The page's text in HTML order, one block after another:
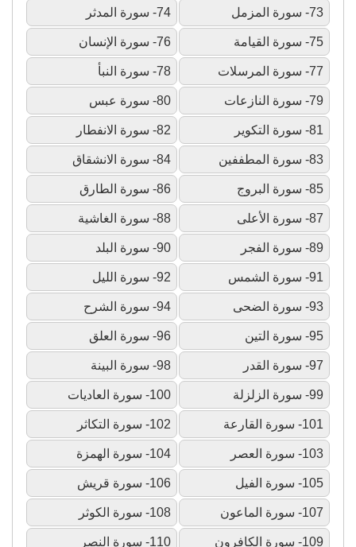
73- سورة المزمل 74- سورة المدثر
75- سورة القيامة 76- سورة الإنسان
77- سورة المرسلات 78- سورة النبأ
79- سورة النازعات 80- سورة عبس
81- سورة التكوير 82- سورة الانفطار
83- سورة المطففين 84- سورة الانشقاق
85- سورة البروج 86- سورة الطارق
87- سورة الأعلى 88- سورة الغاشية
89- سورة الفجر 90- سورة البلد
91- سورة الشمس 92- سورة الليل
93- سورة الضحى 94- سورة الشرح
95- سورة التين 96- سورة العلق
97- سورة القدر 98- سورة البينة
99- سورة الزلزلة 100- سورة العاديات
101- سورة القارعة 102- سورة التكاثر
103- سورة العصر 104- سورة الهمزة
105- سورة الفيل 106- سورة قريش
107- سورة الماعون 108- سورة الكوثر
109- سورة الكافرون 110- سورة النصر